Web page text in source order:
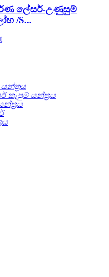
ලේසර්-උණුසුම්
/S...
කැපුම් යන්ත්‍රය